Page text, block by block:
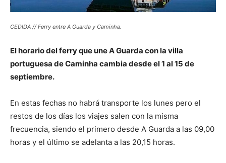
CEDIDA // Ferry entre A Guarda y Caminha.
El horario del ferry que une A Guarda con la villa
portuguesa de Caminha cambia desde el 1 al 15 de
septiembre.
En estas fechas no habrá transporte los lunes pero el
restos de los días los viajes salen con la misma
frecuencia, siendo el primero desde A Guarda a las 09,00
horas y el último se adelanta a las 20,15 horas.